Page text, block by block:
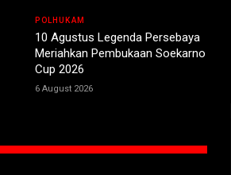
POLHUKAM
10 Agustus Legenda Persebaya
Meriahkan Pembukaan Soekarno
Cup 2026
6 August 2026